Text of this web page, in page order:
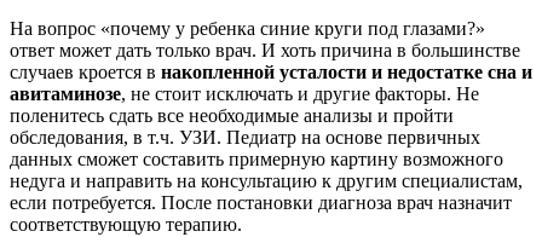
На вопрос «почему у ребенка синие круги под глазами?»
ответ может дать только врач. И хоть причина в большинстве
случаев кроется в накопленной усталости и недостатке сна и
авитаминозе, не стоит исключать и другие факторы. Не
поленитесь сдать все необходимые анализы и пройти
обследования, в т.ч. УЗИ. Педиатр на основе первичных
данных сможет составить примерную картину возможного
недуга и направить на консультацию к другим специалистам,
если потребуется. После постановки диагноза врач назначит
соответствующую терапию.